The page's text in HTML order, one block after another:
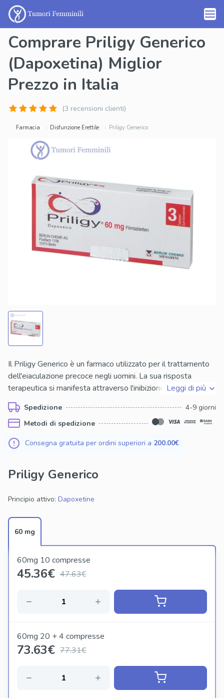
Comprare Priligy Generico
(Dapoxetina) Miglior
Prezzo in Italia
(3 recensioni clienti)
Farmacia Disfunzione Erettile Priligy Generico
Il Priligy Generico è un farmaco utilizzato per il trattamento
dell'eiaculazione precoce negli uomini. La sua risposta
terapeutica si manifesta attraverso l'inibizione selettiva della
ricaptazione della serotonina, contribuendo a migliorare il
controllo e la gestione dell'eiaculazione, promuovendo così
un'esperienza sessuale più soddisfacente.
Leggi di più
Spedizione
4-9 giorni
Metodi di spedizione
Consegna gratuita per ordini superiori a 200.00€
Priligy Generico
Principio attivo: Dapoxetine
60 mg
60mg 10 compresse
45.36€ 47.63€
60mg 20 + 4 compresse
73.63€ 77.31€